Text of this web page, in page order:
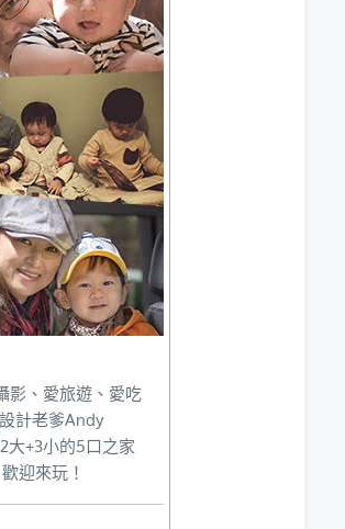
影、愛旅遊、愛吃
計老爹Andy
大+3小的5口之家
歡迎來玩！